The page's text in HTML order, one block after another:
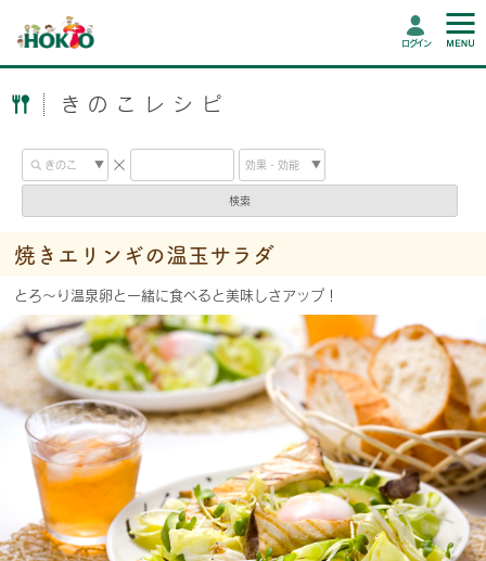
ログイン
きのこレシピ
検索
焼きエリンギの温玉サラダ
とろ〜り温泉卵と一緒に食べると美味しさアップ！